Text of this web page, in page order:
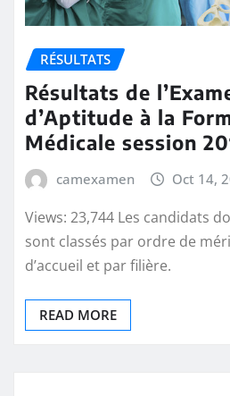
RÉSULTATS
Résultats de
d’Aptitude à la
Médicale session
camexamen Oct 14,
Views: 23,744 Les candidats
sont classés par ordre de
d’accueil et par filière.
READ MORE